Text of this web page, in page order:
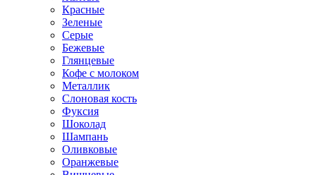
Красные
Зеленые
Серые
Бежевые
Глянцевые
Кофе с молоком
Металлик
Слоновая кость
Фуксия
Шоколад
Шампань
Оливковые
Оранжевые